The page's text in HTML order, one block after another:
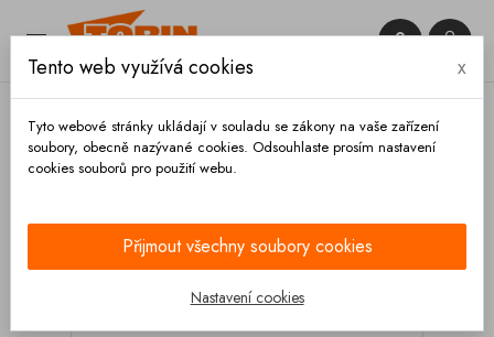
 

45 55 2002-
Tento web využívá cookies x
Tyto webové stránky ukládají v souladu se zákony na vaše zařízení
soubory, obecně nazývané cookies. Odsouhlaste prosím nastavení
cookies souborů pro použití webu.
Přijmout všechny soubory cookies
Nastavení cookies